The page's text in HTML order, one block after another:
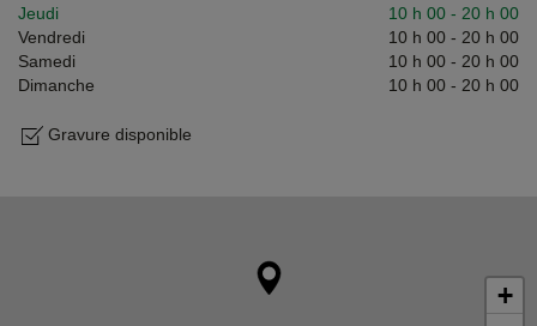
Jeudi
10 h 00 - 20 h 00
Vendredi
10 h 00 - 20 h 00
Samedi
10 h 00 - 20 h 00
Dimanche
10 h 00 - 20 h 00
Gravure disponible
+